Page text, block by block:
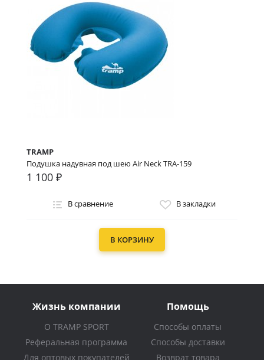
TRAMP
Подушка надувная под шею Air Neck TRA-159
1 100 ₽
В сравнение В закладки
В КОРЗИНУ
Жизнь компании
О TRAMP SPORT
Реферальная программа
Для оптовых покупателей
Помощь
Способы оплаты
Способы доставки
Возврат товара